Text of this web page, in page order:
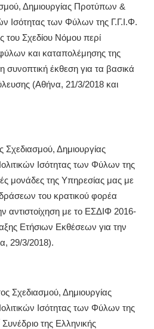
Δημιουργίας Προτύπων &
Ισότητας των Φύλων της Γ.Γ.Ι.Φ.
του Σχεδίου Νόμου περί
και καταπολέμησης της
συνοπτική έκθεση για τα βασικά
(Αθήνα, 21/3/2018 και
Σχεδιασμού, Δημιουργίας
Ισότητας των Φύλων της
μονάδες της Υπηρεσίας μας με
του κρατικού φορέα
αντιστοίχηση με το ΕΣΔΙΦ 2016-
Ετήσιων Εκθέσεων για την
29/3/2018).
Σχεδιασμού, Δημιουργίας
Ισότητας των Φύλων της
Συνέδριο της Ελληνικής